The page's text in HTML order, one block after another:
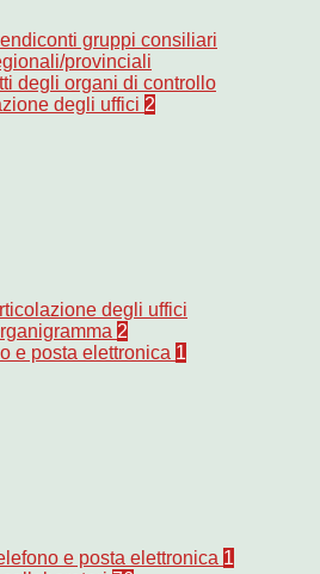
gruppi consiliari
provinciali
degli organi di controllo
degli uffici 2
degli uffici
2
e posta elettronica 1
e posta elettronica 1